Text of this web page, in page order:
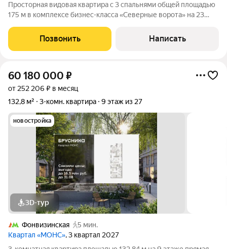
Просторная видовая квартира с 3 спальнями общей площадью
175 м в комплексе бизнес-класса «Северные ворота» на 23
Квартира полностью меблирована и укомплектована бытовой
техникой. Продуманы
Позвонить Написать
60 180 000 ₽
от 252 206 ₽ в месяц
132,8 м²
3-комн. квартира 9 этаж из 27
новостройка
3D-тур
Фонвизинская
5 мин.
Квартал «МОНС», 3 квартал 2027